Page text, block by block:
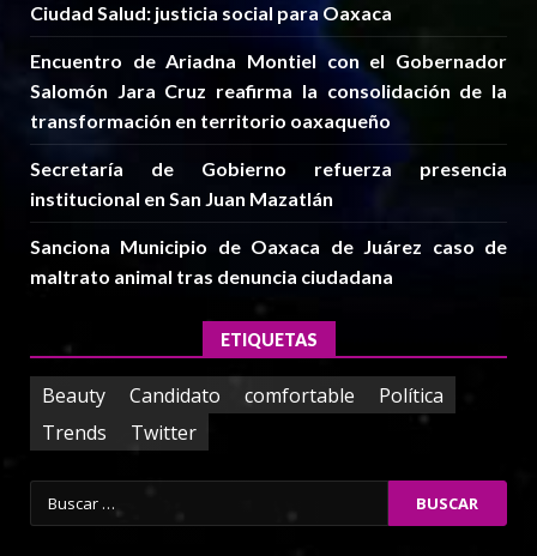
Ciudad Salud: justicia social para Oaxaca
Encuentro de Ariadna Montiel con el Gobernador
Salomón Jara Cruz reafirma la consolidación de la
transformación en territorio oaxaqueño
Secretaría de Gobierno refuerza presencia
institucional en San Juan Mazatlán
Sanciona Municipio de Oaxaca de Juárez caso de
maltrato animal tras denuncia ciudadana
ETIQUETAS
Beauty Candidato comfortable
Política
Trends
Twitter
Buscar: